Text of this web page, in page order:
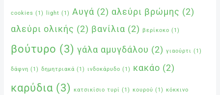
cookies (1) light (1) Αυγά (2) αλεύρι βρώμης (2)
αλεύρι ολικής (2) βανίλια (2) βερίκοκο (1)
βούτυρο (3) γάλα αμυγδάλου (2) γιαούρτι (1)
δάφνη (1) δημητριακά (1) ινδοκάρυδο (1) κακάο (2)
καρύδια (3) κατσικίσιο τυρί (1) κουρού (1) κόκκινο